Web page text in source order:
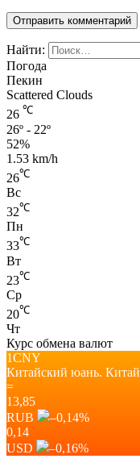
Найти:
Погода
Пекин
Scattered Clouds
26 ℃
26º - 22º
52%
1.53 km/h
26℃
Вс
32℃
Пн
33℃
Вт
23℃
Ср
20℃
Чт
Курс обмена валют
1CNY
Китайский юань. Китай
=
13,85
RUB
–0,14%
0,14
USD
–0,16%